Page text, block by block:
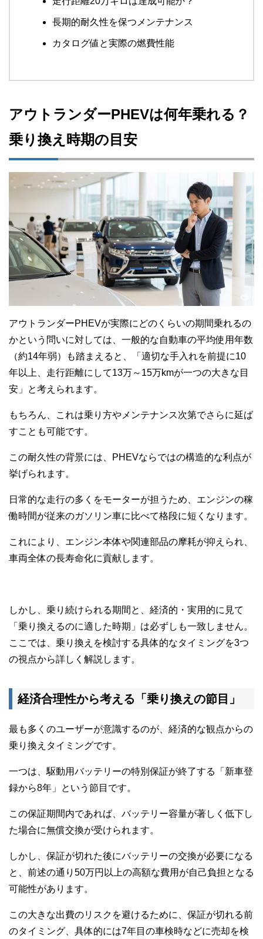
長期的耐久性を保つメンテナンス
カタログ値と実際の燃費性能
アウトランダーPHEVは何年乗れる？
乗り換え時期の目安
アウトランダーPHEVが実際にどのくらいの期間乗れるの
かという問いに対しては、一般的な自動車の平均使用年数
（約14年弱）も踏まえると、「適切な手入れを前提に10
年以上、走行距離にして13万～15万kmが一つの大きな目
安」と考えられます。
もちろん、これは乗り方やメンテナンス次第でさらに延ば
すことも可能です。
この耐久性の背景には、PHEVならではの構造的な利点が
挙げられます。
日常的な走行の多くをモーターが担うため、エンジンの稼
働時間が従来のガソリン車に比べて格段に短くなります。
これにより、エンジン本体や関連部品の摩耗が抑えられ、
車両全体の長寿命化に貢献します。
しかし、乗り続けられる期間と、経済的・実用的に見て
「乗り換えるのに適した時期」は必ずしも一致しません。
ここでは、乗り換えを検討する具体的なタイミングを3つ
の視点から詳しく解説します。
経済合理性から考える「乗り換えの節目」
最も多くのユーザーが意識するのが、経済的な観点からの
乗り換えタイミングです。
一つは、駆動用バッテリーの特別保証が終了する「新車登
録から8年」という節目です。
この保証期間内であれば、バッテリー容量が著しく低下し
た場合に無償交換が受けられます。
しかし、保証が切れた後にバッテリーの交換が必要になる
と、前述の通り50万円以上の高額な費用が自己負担となる
可能性があります。
この大きな出費のリスクを避けるために、保証が切れる前
のタイミング、具体的には7年目の車検時などに売却を検